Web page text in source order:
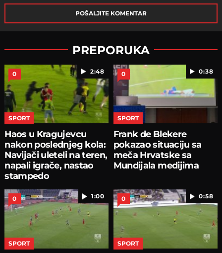
POŠALJITE KOMENTAR
PREPORUKA
2:48
0
SPORT
Haos u Kragujevcu
nakon poslednjeg kola:
Navijači uleteli na teren,
napali igrače, nastao
stampedo
0:38
0
SPORT
Frank de Blekere
pokazao situaciju sa
meča Hrvatske sa
Mundijala medijima
1:00
0
SPORT
0:58
0
SPORT